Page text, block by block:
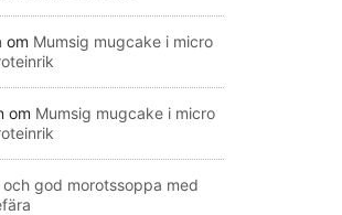
om Mumsig mugcake i micro
om Mumsig mugcake i micro
och god morotssoppa med